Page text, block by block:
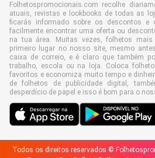
Folhetospromocionais.com recolhe
atuais, revistas e lookbooks de todas as
ficarás informado sobre os descontos e
facilmente encontrar uma oferta ou
na tua área. Muitas vezes, folhetos
primeiro lugar no nosso site, mesmo
caixa de correio, e é claro que também
trabalho, escola ou na loja. Coloca
favoritos e economiza muito tempo e
de folhetos de publicidade digital,
desperdício de papel e isso é bom para o
Todos os direitos reservados ©